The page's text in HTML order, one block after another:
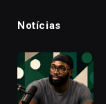
Notícias